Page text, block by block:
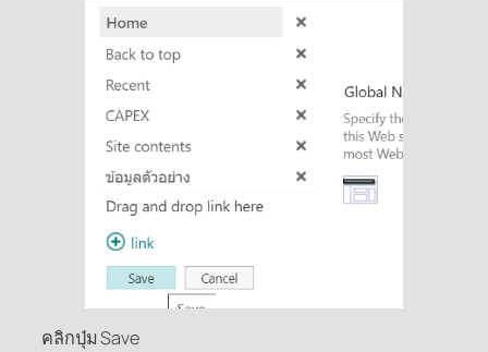
คลิกปุ่ม Save